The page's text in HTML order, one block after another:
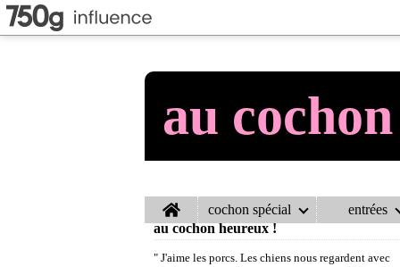
au
Home cochon spécial entrées
au cochon heureux !
" J'aime les porcs. Les chiens nous regardent avec